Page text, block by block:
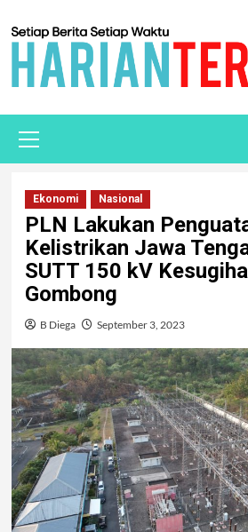
Ekonomi Nasional
PLN Lakukan
Kelistrikan Jawa
SUTT 150 kV
Gombong
B Diega September 3, 2023